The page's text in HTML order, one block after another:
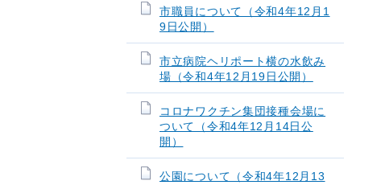
市職員について（令和4年12月1
9日公開）
市立病院ヘリポート横の水飲み
場（令和4年12月19日公開）
コロナワクチン集団接種会場に
ついて（令和4年12月14日公
開）
公園について（令和4年12月13